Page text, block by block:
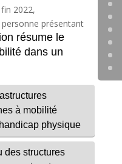
2022,
personne présentant
(TDI)